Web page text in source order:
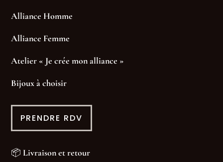
Alliance Homme
Alliance Femme
Atelier « Je crée mon alliance »
Bijoux à choisir
PRENDRE RDV
📦Livraison et retour